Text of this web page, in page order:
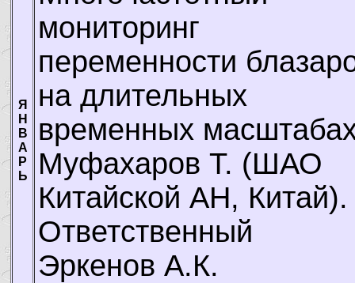
Я
Н
В
А
Р
Ь
мониторинг
переменности
на длительных
временных
Муфахаров Т. (ШАО
Китайской АН, Китай).
Ответственный
Эркенов А.К.